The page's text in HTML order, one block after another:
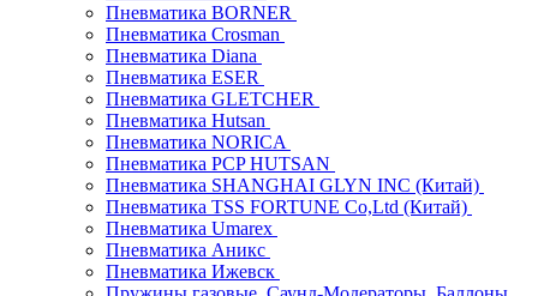
Пневматика BORNER
Пневматика Crosman
Пневматика Diana
Пневматика ESER
Пневматика GLETCHER
Пневматика Hutsan
Пневматика NORICA
Пневматика PCP HUTSAN
Пневматика SHANGHAI GLYN INC (Китай)
Пневматика TSS FORTUNE Co,Ltd (Китай)
Пневматика Umarex
Пневматика Аникс
Пневматика Ижевск